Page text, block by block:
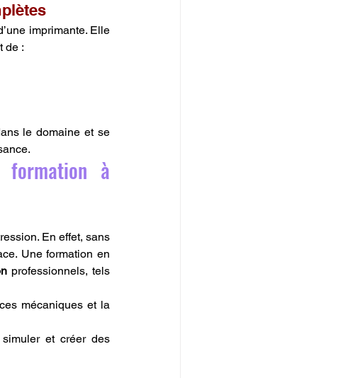
imprimante. Elle
de :
le domaine et se
formation à
En effet, sans
Une formation en
professionnels, tels
mécaniques et la
et créer des